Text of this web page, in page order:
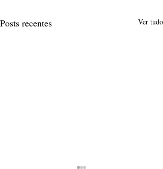
Posts recentes Ver tudo